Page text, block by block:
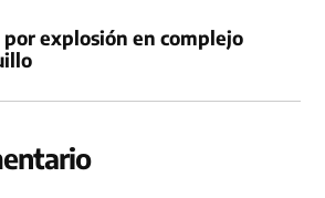
por explosión en complejo